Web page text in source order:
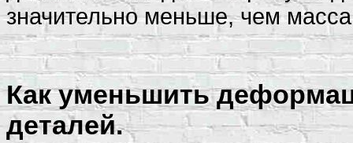
значительно меньше, чем
Как уменьшить
деталей.